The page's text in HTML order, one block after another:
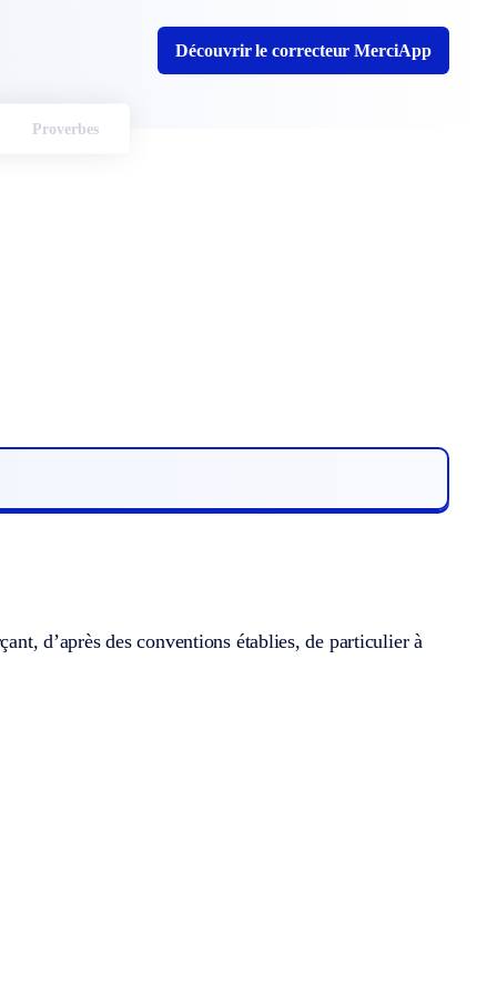
Découvrir le correcteur MerciApp
Proverbes
d’après des conventions établies, de particulier à